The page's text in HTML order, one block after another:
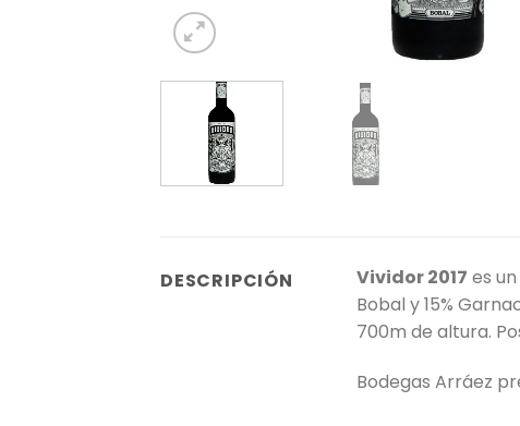
DESCRIPCIÓN Vividor 2017 es
Bobal y 15%
700m de altura.
Bodegas Arráez